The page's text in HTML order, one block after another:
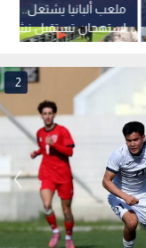
ملعب ألبانيا يشتعل..
استهجان تستقبل نشيد
و"غلوخ" يفجر أزمة بعد
2